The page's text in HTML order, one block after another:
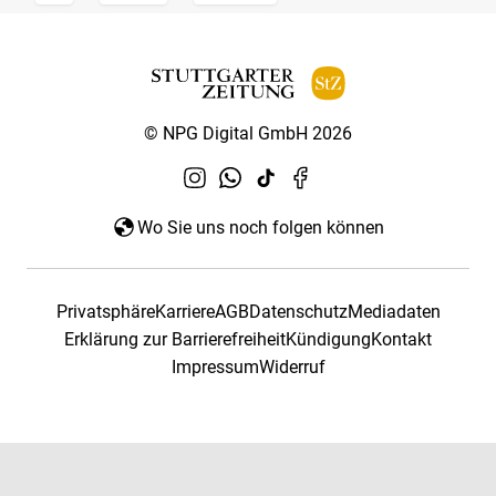
© NPG Digital GmbH 2026
Wo Sie uns noch folgen können
PrivatsphäreKarriereAGBDatenschutzMediadaten
Erklärung zur BarrierefreiheitKündigungKontakt
ImpressumWiderruf